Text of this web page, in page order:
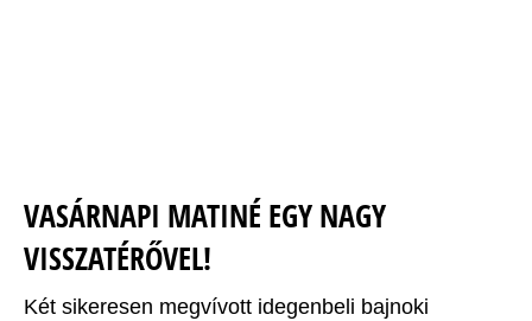
VASÁRNAPI MATINÉ EGY NAGY
VISSZATÉRŐVEL!
Két sikeresen megvívott idegenbeli bajnoki